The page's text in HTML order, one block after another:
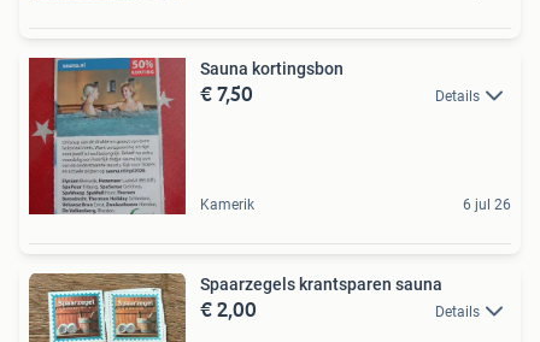
Sauna kortingsbon
€ 7,50 Details
Kamerik 6 jul 26
Spaarzegels krantsparen sauna
€ 2,00 Details